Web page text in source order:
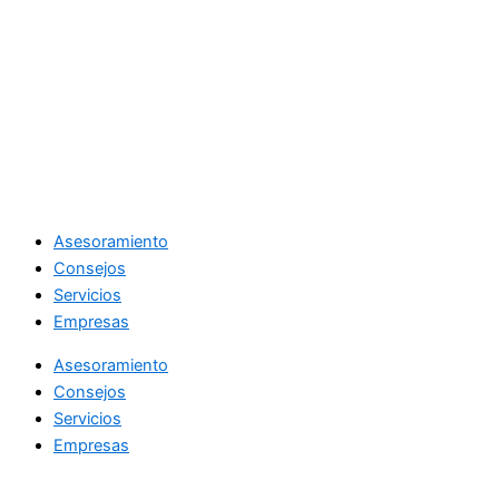
Asesoramiento
Consejos
Servicios
Empresas
Asesoramiento
Consejos
Servicios
Empresas